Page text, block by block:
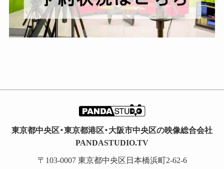
東京都中央区・東京都港区・大阪市中央区の映像総合会社
PANDASTUDIO.TV
〒103-0007 東京都中央区日本橋浜町2-62-6